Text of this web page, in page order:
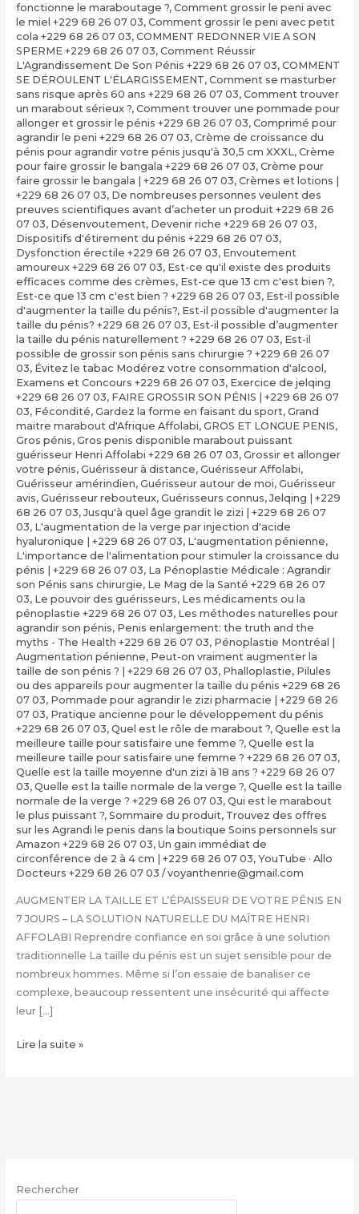
fonctionne le maraboutage ?, Comment grossir le peni avec
le miel +229 68 26 07 03, Comment grossir le peni avec petit
cola +229 68 26 07 03, COMMENT REDONNER VIE A SON
SPERME +229 68 26 07 03, Comment Réussir
L'Agrandissement De Son Pénis +229 68 26 07 03, COMMENT
SE DÉROULENT L'ÉLARGISSEMENT, Comment se masturber
sans risque après 60 ans +229 68 26 07 03, Comment trouver
un marabout sérieux ?, Comment trouver une pommade pour
allonger et grossir le pénis +229 68 26 07 03, Comprimé pour
agrandir le peni +229 68 26 07 03, Crème de croissance du
pénis pour agrandir votre pénis jusqu'à 30,5 cm XXXL, Crème
pour faire grossir le bangala +229 68 26 07 03, Crème pour
faire grossir le bangala | +229 68 26 07 03, Crèmes et lotions |
+229 68 26 07 03, De nombreuses personnes veulent des
preuves scientifiques avant d’acheter un produit +229 68 26
07 03, Désenvoutement, Devenir riche +229 68 26 07 03,
Dispositifs d'étirement du pénis +229 68 26 07 03,
Dysfonction érectile +229 68 26 07 03, Envoutement
amoureux +229 68 26 07 03, Est-ce qu'il existe des produits
efficaces comme des crèmes, Est-ce que 13 cm c'est bien ?,
Est-ce que 13 cm c'est bien ? +229 68 26 07 03, Est-il possible
d'augmenter la taille du pénis?, Est-il possible d'augmenter la
taille du pénis? +229 68 26 07 03, Est-il possible d’augmenter
la taille du pénis naturellement ? +229 68 26 07 03, Est-il
possible de grossir son pénis sans chirurgie ? +229 68 26 07
03, Évitez le tabac Modérez votre consommation d'alcool ,
Examens et Concours +229 68 26 07 03, Exercice de jelqing
+229 68 26 07 03, FAIRE GROSSIR SON PÉNIS | +229 68 26 07
03, Fécondité, Gardez la forme en faisant du sport, Grand
maitre marabout d'Afrique Affolabi, GROS ET LONGUE PENIS,
Gros pénis, Gros penis disponible marabout puissant
guérisseur Henri Affolabi +229 68 26 07 03, Grossir et allonger
votre pénis, Guérisseur à distance, Guérisseur Affolabi,
Guérisseur amérindien, Guérisseur autour de moi, Guérisseur
avis, Guérisseur rebouteux, Guérisseurs connus, Jelqing | +229
68 26 07 03, Jusqu'à quel âge grandit le zizi | +229 68 26 07
03, L'augmentation de la verge par injection d'acide
hyaluronique | +229 68 26 07 03, L'augmentation pénienne,
L'importance de l'alimentation pour stimuler la croissance du
pénis | +229 68 26 07 03, La Pénoplastie Médicale : Agrandir
son Pénis sans chirurgie, Le Mag de la Santé +229 68 26 07
03, Le pouvoir des guérisseurs, Les médicaments ou la
pénoplastie +229 68 26 07 03, Les méthodes naturelles pour
agrandir son pénis, Penis enlargement: the truth and the
myths - The Health +229 68 26 07 03, Pénoplastie Montréal |
Augmentation pénienne, Peut-on vraiment augmenter la
taille de son pénis ? | +229 68 26 07 03, Phalloplastie, Pilules
ou des appareils pour augmenter la taille du pénis +229 68 26
07 03, Pommade pour agrandir le zizi pharmacie | +229 68 26
07 03, Pratique ancienne pour le développement du pénis
+229 68 26 07 03, Quel est le rôle de marabout ?, Quelle est la
meilleure taille pour satisfaire une femme ?, Quelle est la
meilleure taille pour satisfaire une femme ? +229 68 26 07 03,
Quelle est la taille moyenne d'un zizi à 18 ans ? +229 68 26 07
03, Quelle est la taille normale de la verge ?, Quelle est la taille
normale de la verge ? +229 68 26 07 03, Qui est le marabout
le plus puissant ?, Sommaire du produit, Trouvez des offres
sur les Agrandi le penis dans la boutique Soins personnels sur
Amazon +229 68 26 07 03, Un gain immédiat de
circonférence de 2 à 4 cm | +229 68 26 07 03, YouTube · Allo
Docteurs +229 68 26 07 03 /voyanthenrie@gmail.com
AUGMENTER LA TAILLE ET L’ÉPAISSEUR DE VOTRE PÉNIS EN
7 JOURS – LA SOLUTION NATURELLE DU MAÎTRE HENRI
AFFOLABI Reprendre confiance en soi grâce à une solution
traditionnelle La taille du pénis est un sujet sensible pour de
nombreux hommes. Même si l’on essaie de banaliser ce
complexe, beaucoup ressentent une insécurité qui affecte
leur […]
COMMENT
68
Lire la suite »
Rechercher